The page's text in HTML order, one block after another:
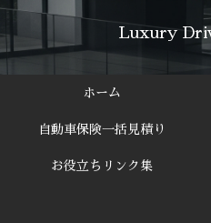
Luxury
ホーム
自動車保険一括見積り
お役立ちリンク集